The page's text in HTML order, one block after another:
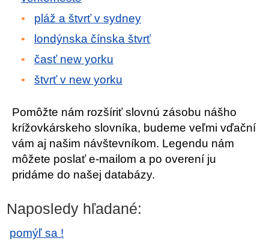
pláž a štvrť v sydney
londýnska čínska štvrť
časť new yorku
štvrť v new yorku
Pomôžte nám rozšíriť slovnú zásobu nášho
krížovkárskeho slovníka, budeme veľmi vďační
vám aj našim návštevníkom. Legendu nám
môžete poslať e-mailom a po overení ju
pridáme do našej databázy.
Naposledy hľadané:
pomýľ sa !